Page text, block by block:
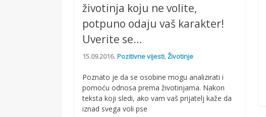
životinja koju ne volite,
potpuno odaju vaš karakter!
Uverite se…
15.09.2016. Pozitivne vijesti,Životinje
Poznato je da se osobine mogu analizirati i
pomoću odnosa prema životinjama. Nakon
teksta koji sledi, ako vam vaš prijatelj kaže da
iznad svega voli pse